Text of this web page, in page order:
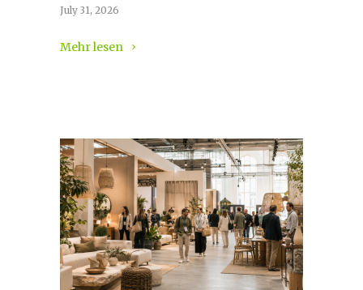
July 31, 2026
Mehr lesen